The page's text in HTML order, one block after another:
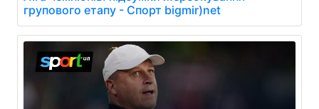
групового етапу - Спорт bigmir)net